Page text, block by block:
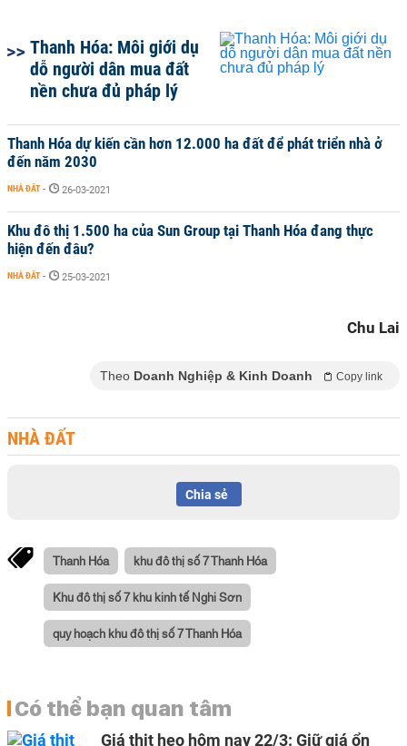
Thanh Hóa: Môi giới dụ
dỗ người dân mua đất
nền chưa đủ pháp lý
Thanh Hóa dự kiến cần hơn 12.000 ha đất để phát triển nhà ở
đến năm 2030
NHÀ ĐẤT - 26-03-2021
Khu đô thị 1.500 ha của Sun Group tại Thanh Hóa đang thực
hiện đến đâu?
NHÀ ĐẤT - 25-03-2021
Chu Lai
Theo Doanh Nghiệp & Kinh Doanh Copy link
NHÀ ĐẤT
Chia sẻ
Thanh Hóa khu đô thị số 7 Thanh Hóa
Khu đô thị số 7 khu kinh tế Nghi Sơn
quy hoạch khu đô thị số 7 Thanh Hóa
Có thể bạn quan tâm
Giá thịt heo hôm nay 22/3: Giữ giá ổn